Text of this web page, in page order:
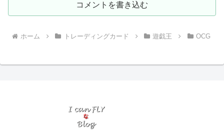
コメントを書き込む
ホーム トレーディングカード 遊戯王 OCG